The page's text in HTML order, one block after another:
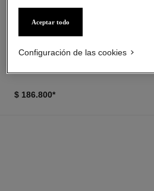
Ref. 105820
$ 186.800*
Aceptar todo
Configuración de las cookies